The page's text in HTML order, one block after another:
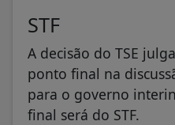
STF
A decisão do TSE
ponto final na
para o governo
final será do STF.